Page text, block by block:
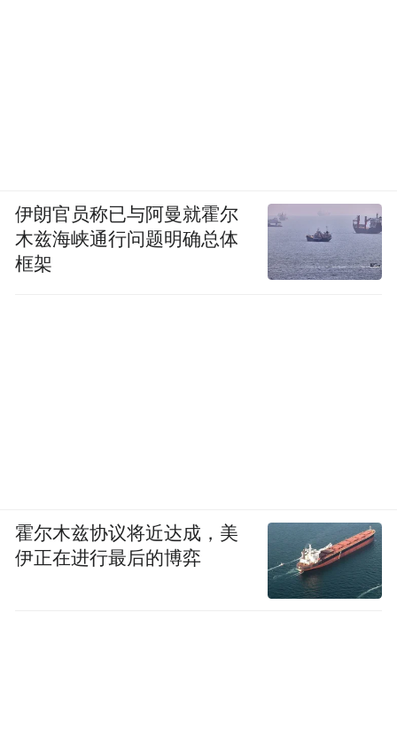
伊朗官员称已与阿曼就霍尔
木兹海峡通行问题明确总体
框架
霍尔木兹协议将近达成，美
伊正在进行最后的博弈